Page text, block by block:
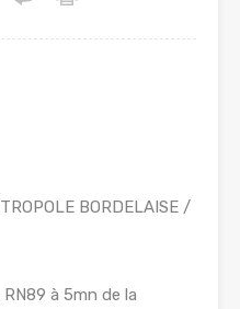
BORDELAISE /
à 5mn de la